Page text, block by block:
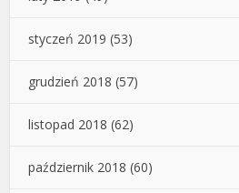
styczeń 2019 (53)
grudzień 2018 (57)
listopad 2018 (62)
październik 2018 (60)